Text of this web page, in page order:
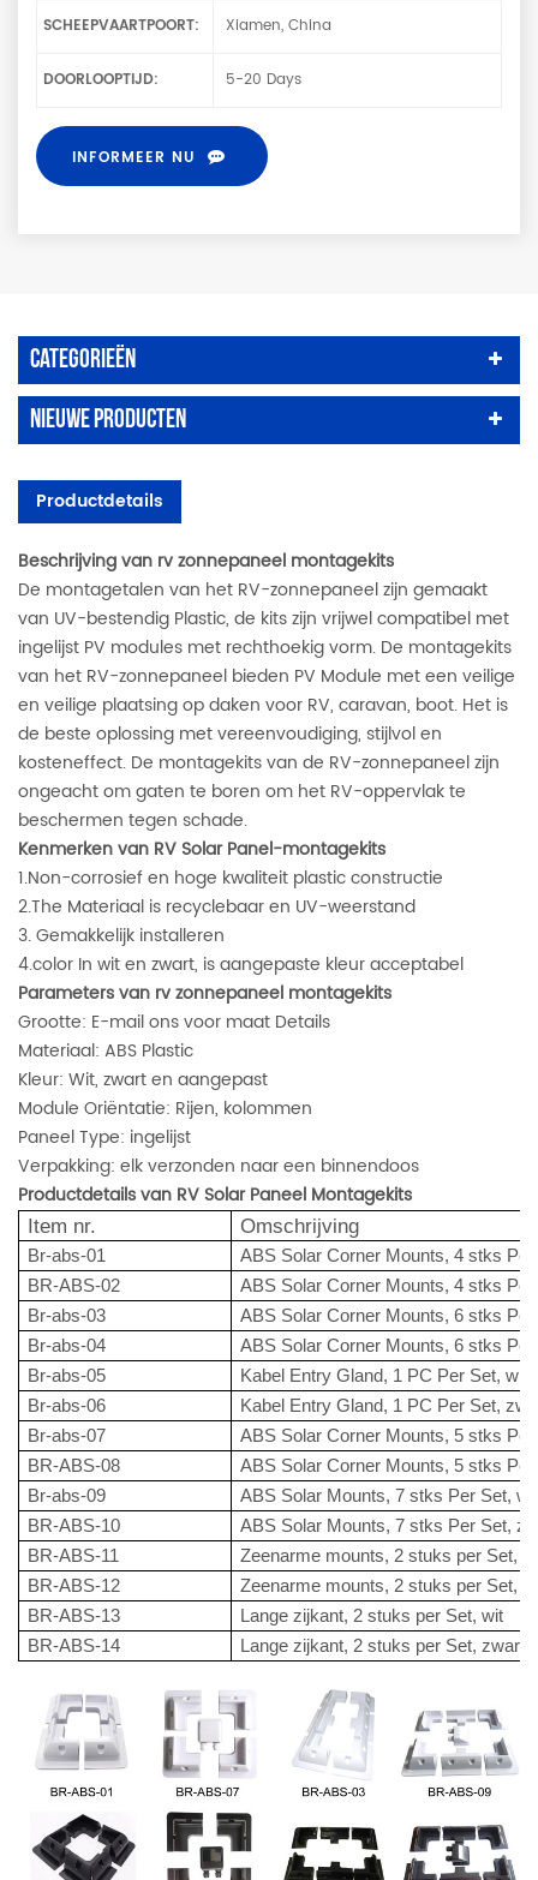
SCHEEPVAARTPOORT: Xiamen, China
DOORLOOPTIJD: 5-20 Days
INFORMEER NU
Categorieën
Nieuwe Producten
Productdetails
Beschrijving van rv zonnepaneel montagekits
De montagetalen van het RV-zonnepaneel zijn gemaakt
van UV-bestendig Plastic, de kits zijn vrijwel compatibel met
ingelijst PV modules met rechthoekig vorm. De montagekits
van het RV-zonnepaneel bieden PV Module met een veilige
en veilige plaatsing op daken voor RV, caravan, boot. Het is
de beste oplossing met vereenvoudiging, stijlvol en
kosteneffect. De montagekits van de RV-zonnepaneel zijn
ongeacht om gaten te boren om het RV-oppervlak te
beschermen tegen schade.
Kenmerken van RV Solar Panel-montagekits
1.Non-corrosief en hoge kwaliteit plastic constructie
2.The Materiaal is recyclebaar en UV-weerstand
3. Gemakkelijk installeren
4.color In wit en zwart, is aangepaste kleur acceptabel
Parameters van rv zonnepaneel montagekits
Grootte: E-mail ons voor maat Details
Materiaal: ABS Plastic
Kleur: Wit, zwart en aangepast
Module Oriëntatie: Rijen, kolommen
Paneel Type: ingelijst
Verpakking: elk verzonden naar een binnendoos
Productdetails van RV Solar Paneel Montagekits
Item nr. Omschrijving
Br-abs-01
ABS Solar Corner Mounts, 4 stks
BR-ABS-02
ABS Solar Corner Mounts, 4 stks
Br-abs-03
ABS Solar Corner Mounts, 6 stks
Br-abs-04
ABS Solar Corner Mounts, 6 stks
Br-abs-05
Kabel Entry Gland, 1 PC Per Set, wit
Br-abs-06
Kabel Entry Gland, 1 PC Per Set,
Br-abs-07
ABS Solar Corner Mounts, 5 stks
BR-ABS-08
ABS Solar Corner Mounts, 5 stks
Br-abs-09
ABS Solar Mounts, 7 stks Per Set, wit
BR-ABS-10
ABS Solar Mounts, 7 stks Per Set,
BR-ABS-11
Zeenarme mounts, 2 stuks per Set,
BR-ABS-12
Zeenarme mounts, 2 stuks per Set,
BR-ABS-13
Lange zijkant, 2 stuks per Set, wit
BR-ABS-14
Lange zijkant, 2 stuks per Set, zwart